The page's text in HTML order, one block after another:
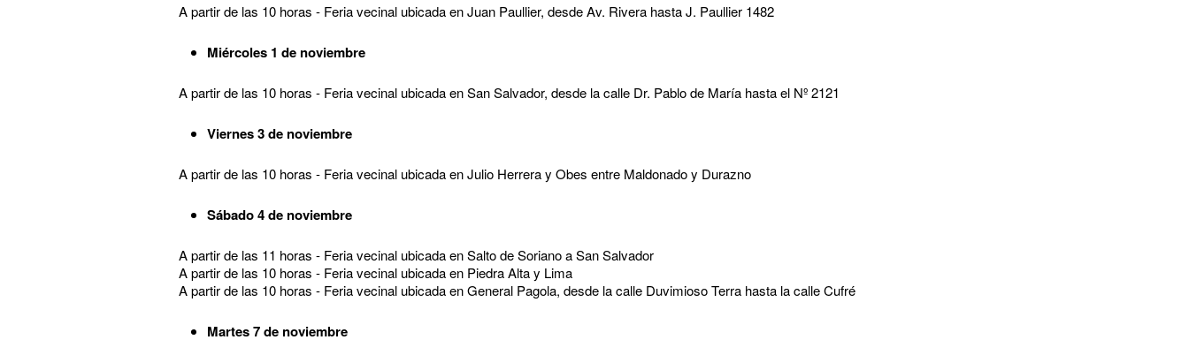
​A partir de las 10 horas - Feria vecinal ubicada en Juan Paullier, desde Av. Rivera hasta J. Paullier 1482
Miércoles 1 de noviembre
​A partir de las 10 horas - Feria vecinal ubicada en San Salvador, desde la calle Dr. Pablo de María hasta el Nº 2121
Viernes 3 de noviembre
​A partir de las 10 horas - Feria vecinal ubicada en Julio Herrera y Obes entre Maldonado y Durazno
Sábado 4 de noviembre
A partir de las 11 horas - Feria vecinal ubicada en Salto de Soriano a San Salvador
A partir de las 10 horas - Feria vecinal ubicada en Piedra Alta y Lima
A partir de las 10 horas - Feria vecinal ubicada en General Pagola, desde la calle Duvimioso Terra hasta la calle Cufré
Martes 7 de noviembre